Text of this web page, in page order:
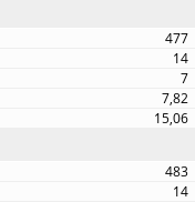
477
14
7
7,82
15,06
483
14